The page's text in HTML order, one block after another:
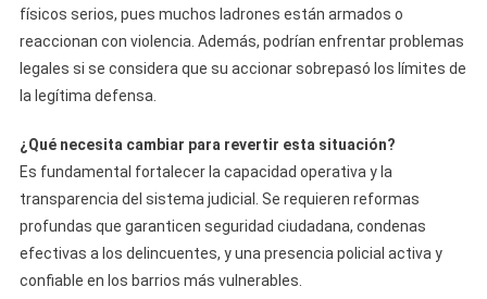
físicos serios, pues muchos ladrones están armados o
reaccionan con violencia. Además, podrían enfrentar problemas
legales si se considera que su accionar sobrepasó los límites de
la legítima defensa.
¿Qué necesita cambiar para revertir esta situación?
Es fundamental fortalecer la capacidad operativa y la
transparencia del sistema judicial. Se requieren reformas
profundas que garanticen seguridad ciudadana, condenas
efectivas a los delincuentes, y una presencia policial activa y
confiable en los barrios más vulnerables.